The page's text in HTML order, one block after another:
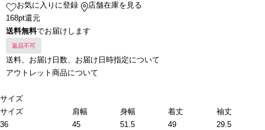
お気に入りに登録
店舗在庫を見る
168pt還元
送料無料でお届けします
返品不可
送料、お届け日数、お届け日時指定について
アウトレット商品について
サイズ
サイズ
肩幅 身幅 着丈
袖丈
36
45 51.5 49
29.5